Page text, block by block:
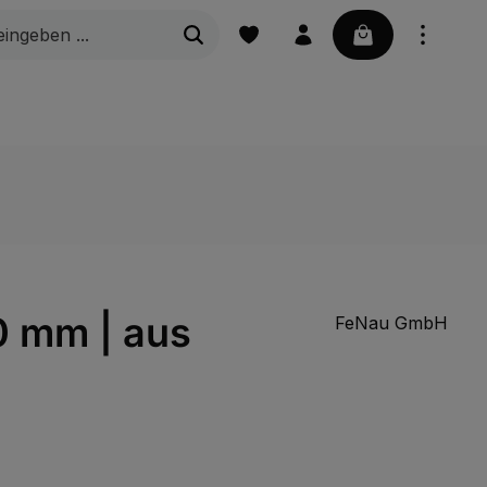
Schiebetorbeschläge Verschlussstopfen
Warenkorb
mm | aus
FeNau GmbH